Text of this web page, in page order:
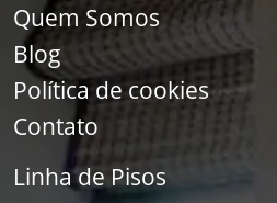
Quem Somos
Blog
Política de cookies
Contato
Linha de Pisos